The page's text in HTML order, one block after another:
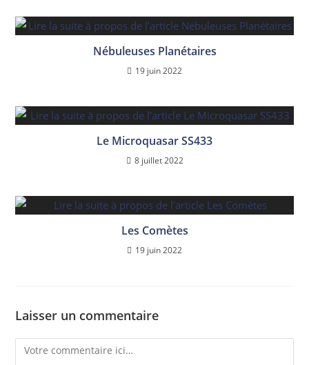
Nébuleuses Planétaires
19 juin 2022
Le Microquasar SS433
8 juillet 2022
Les Comètes
19 juin 2022
Laisser un commentaire